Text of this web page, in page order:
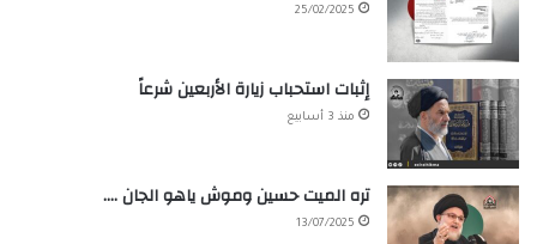
25/02/2025
إثبات استحباب زيارة الأربعين شرعاً
منذ 3 أسابيع
تره الميت حسين وموش ياهو الجان ….
13/07/2025